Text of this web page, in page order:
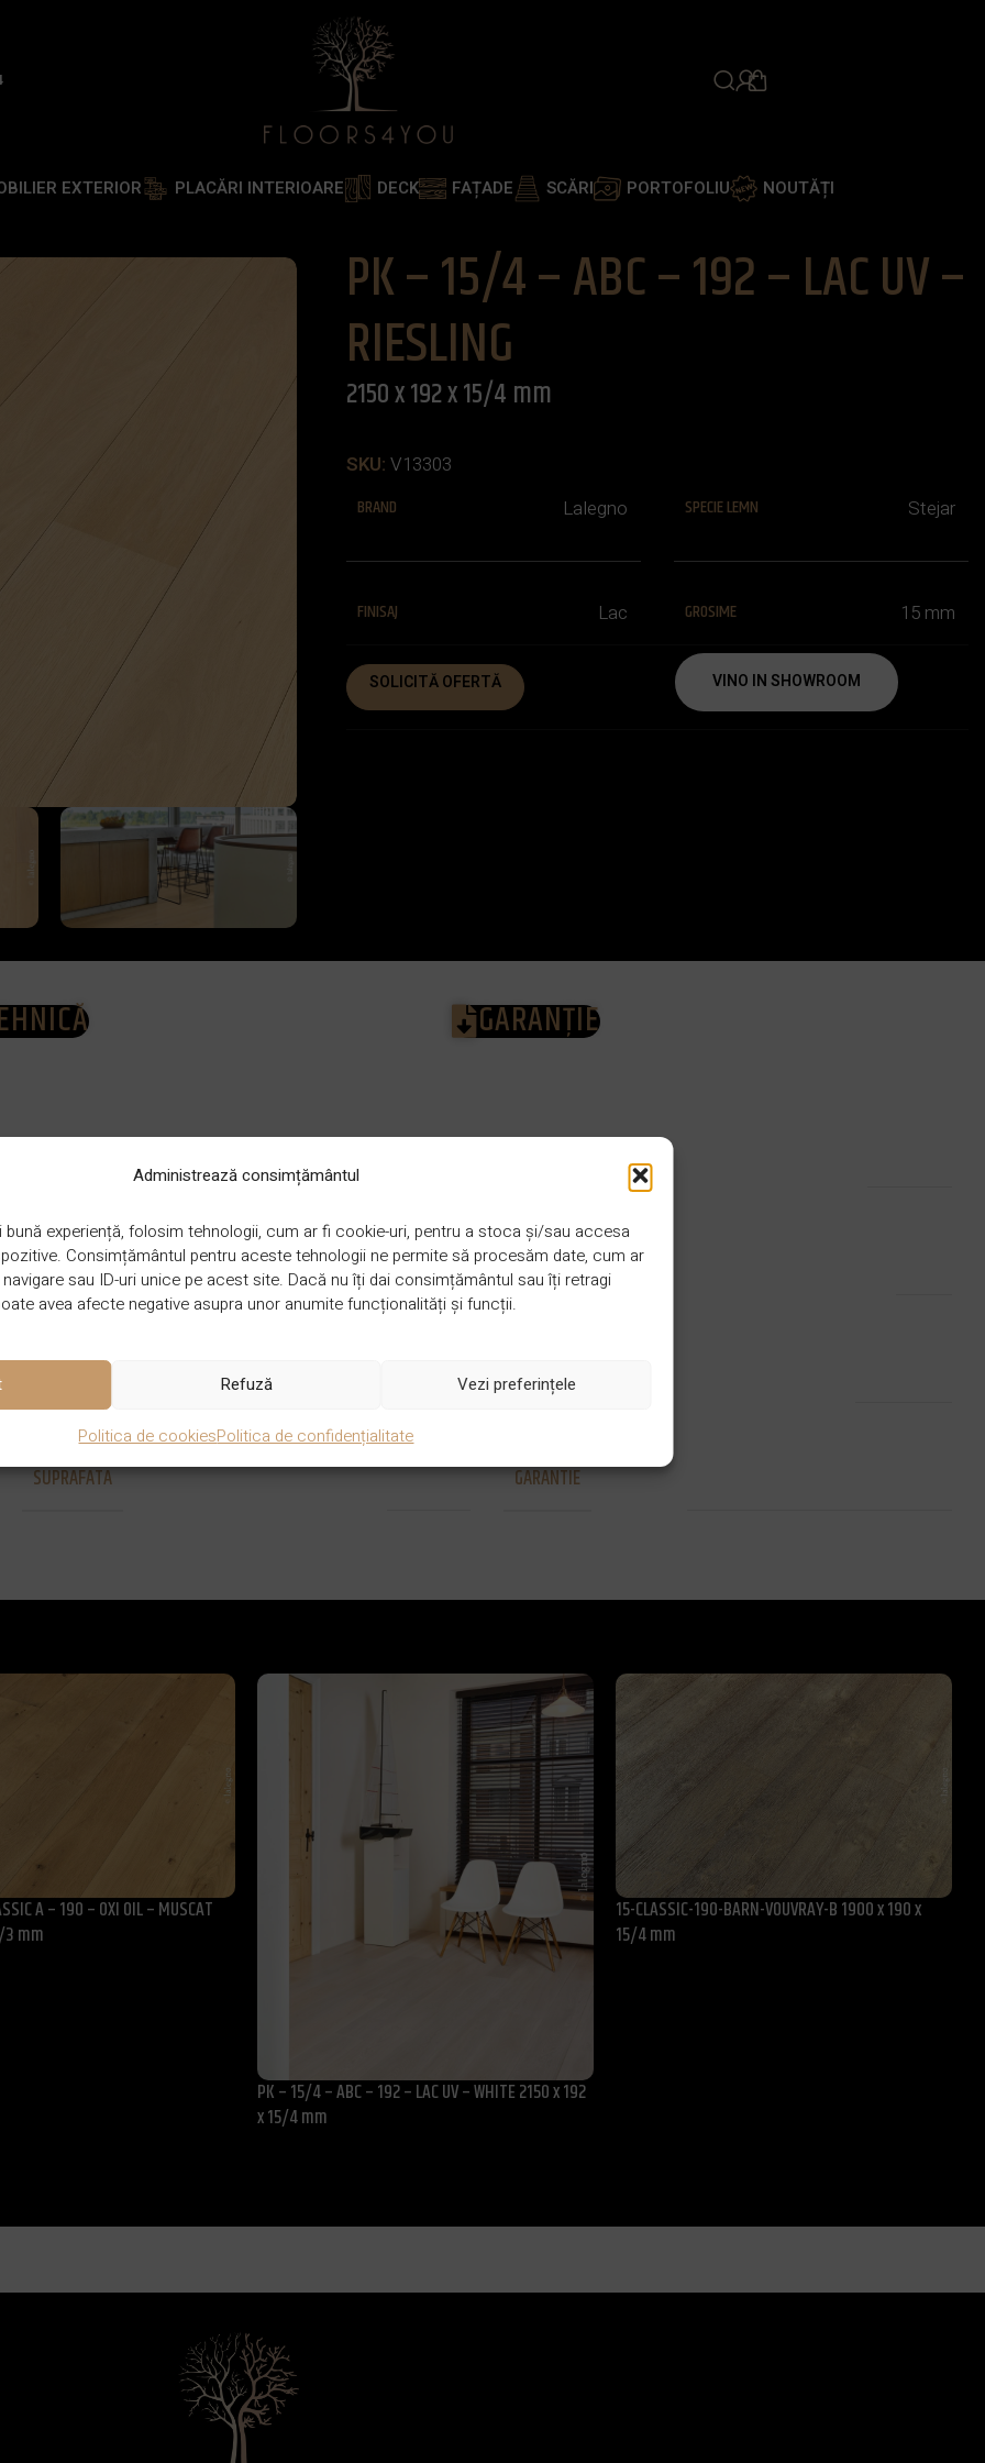
Administrează consimțământul
bună experiență, folosim tehnologii, cum ar fi cookie-uri, pentru a stoca și/sau accesa
Consimțământul pentru aceste tehnologii ne permite să procesăm date, cum ar
sau ID-uri unice pe acest site. Dacă nu îți dai consimțământul sau îți retragi
avea afecte negative asupra unor anumite funcționalități și funcții.
Refuză Vezi preferințele
Politica de cookiesPolitica de confidențialitate
PROGRAMEAZĂ
EXTERIOR PLACĂRI INTERIOARE DECK FAȚADE SCĂRI PORTOFOLIU NOUTĂȚI
ABC – 192 – LAC UV – RIESLING 2150 x 192 x 15/4 mm
PK – 15/4 – ABC – 192 – LAC UV –
RIESLING
2150 x 192 x 15/4 mm
SKU: V13303
BRAND
Lalegno SPECIE LEMN Stejar
FINISAJ Lac GROSIME 15 mm
SOLICITĂ OFERTĂ VINO IN SHOWROOM
GARANȚIE
STRAT UZURA 4 mm FINISAJ
STRAT
SUPRAFATA GARANTIE
A – 190 – OXI OIL – MUSCAT
3 mm
PK – 15/4 – ABC – 192 – LAC UV – WHITE 2150 x 192
x 15/4 mm
15-CLASSIC-190-BARN-VOUVRAY-B 1900 x 190 x
15/4 mm